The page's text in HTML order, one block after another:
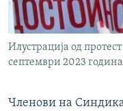
РСЕ веб страници
Илустрација од
септември 2023 година
Членови на